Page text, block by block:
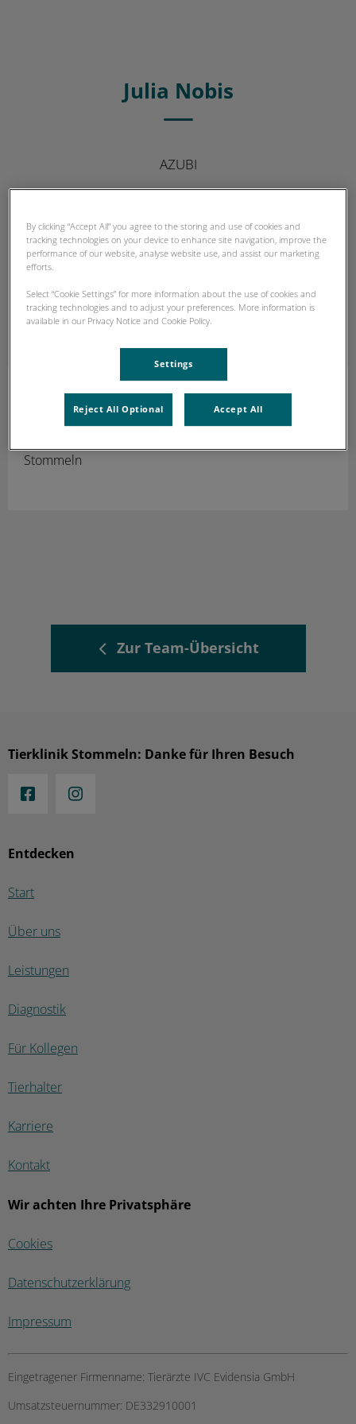
Julia Nobis
AZUBI
Julia Nobis Auszubildende
Seit August 2024 in Ausbildung zum
Stommeln
Zur Team-Übersicht
Entdecken
Start
Über uns
Leistungen
Diagnostik
Für Kollegen
Tierhalter
Karriere
Kontakt
Wir achten Ihre Privatsphäre
Cookies
Datenschutzerklärung
Impressum
Tierklinik Stommeln: Danke für Ihren Besuch
Eingetragener Firmenname: Tierärzte IVC Evidensia GmbH
Umsatzsteuernummer: DE332910001
By clicking “Accept All” you agree to the storing and use of cookies and
tracking technologies on your device to enhance site navigation, improve the
performance of our website, analyse website use, and assist our marketing
efforts.
Select “Cookie Settings” for more information about the use of cookies and
tracking technologies and to adjust your preferences. More information is
available in our Privacy Notice and Cookie Policy.
Settings
Reject All Optional Accept All